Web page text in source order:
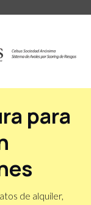
para
de alquiler,